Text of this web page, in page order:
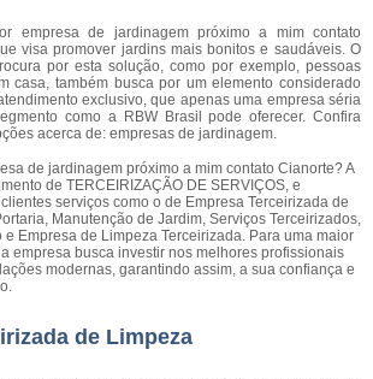
empresa de jardinagem próximo a mim contato
visa promover jardins mais bonitos e saudáveis. O
por esta solução, como por exemplo, pessoas
casa, também busca por um elemento considerado
exclusivo, que apenas uma empresa séria
como a RBW Brasil pode oferecer. Confira
acerca de: empresas de jardinagem.
de jardinagem próximo a mim contato Cianorte? A
de TERCEIRIZAÇÃO DE SERVIÇOS, e
serviços como o de Empresa Terceirizada de
Manutenção de Jardim, Serviços Terceirizados,
e Empresa de Limpeza Terceirizada. Para uma maior
empresa busca investir nos melhores profissionais
modernas, garantindo assim, a sua confiança e
de Limpeza